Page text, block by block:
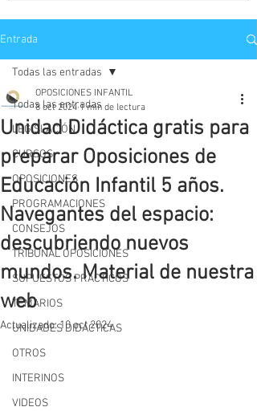
Entrada
Todas las entradas
LEGISLACIÓN
CURSOS
OPOSICIONES
PROGRAMACIONES
CONSEJOS
TRIBUNAL OPOSICIONES
SUPUESTOS PRÁCTICOS
TEMARIOS
UNIDADES DIDÁCTICAS
OTROS
INTERINOS
VIDEOS
Todas las entradas
Unidad Didáctica gratis para
preparar Oposiciones de
Educación Infantil 5 años.
Navegantes del espacio:
descubriendo nuevos
mundos. Material de nuestra
web
OPOSICIONES INFANTIL
8 oct 2024 1 min de lectura
Actualizado:10 oct 2024